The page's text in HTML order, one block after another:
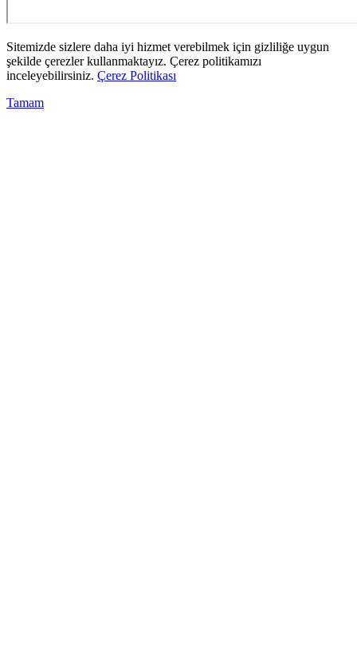
Sitemizde sizlere daha iyi hizmet verebilmek için gizliliğe uygun
şekilde çerezler kullanmaktayız. Çerez politikamızı
inceleyebilirsiniz. Çerez Politikası
Tamam